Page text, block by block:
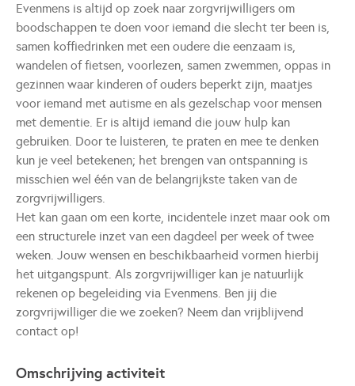
Evenmens is altijd op zoek naar zorgvrijwilligers om
boodschappen te doen voor iemand die slecht ter been is,
samen koffiedrinken met een oudere die eenzaam is,
wandelen of fietsen, voorlezen, samen zwemmen, oppas in
gezinnen waar kinderen of ouders beperkt zijn, maatjes
voor iemand met autisme en als gezelschap voor mensen
met dementie. Er is altijd iemand die jouw hulp kan
gebruiken. Door te luisteren, te praten en mee te denken
kun je veel betekenen; het brengen van ontspanning is
misschien wel één van de belangrijkste taken van de
zorgvrijwilligers.
Het kan gaan om een korte, incidentele inzet maar ook om
een structurele inzet van een dagdeel per week of twee
weken. Jouw wensen en beschikbaarheid vormen hierbij
het uitgangspunt. Als zorgvrijwilliger kan je natuurlijk
rekenen op begeleiding via Evenmens. Ben jij die
zorgvrijwilliger die we zoeken? Neem dan vrijblijvend
contact op!
Omschrijving activiteit